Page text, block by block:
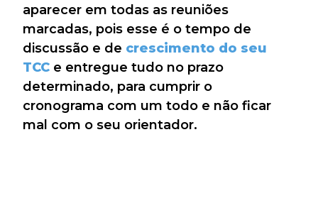
aparecer em todas as reuniões
marcadas, pois esse é o tempo de
discussão e de crescimento do seu
TCC e entregue tudo no prazo
determinado, para cumprir o
cronograma com um todo e não ficar
mal com o seu orientador.